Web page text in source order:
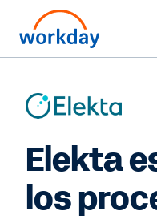
Elekta
los